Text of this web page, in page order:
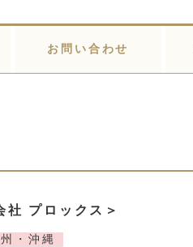
お問い合わせ
プロックス＞
・沖縄